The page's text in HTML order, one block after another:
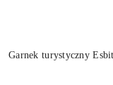
Garnek turystyczny